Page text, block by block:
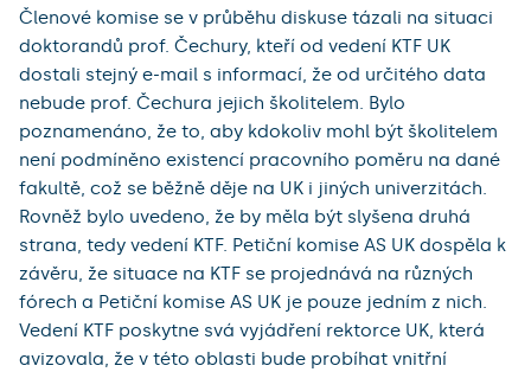
Členové komise se v průběhu diskuse tázali na situaci
doktorandů prof. Čechury, kteří od vedení KTF UK
dostali stejný e-mail s informací, že od určitého data
nebude prof. Čechura jejich školitelem. Bylo
poznamenáno, že to, aby kdokoliv mohl být školitelem
není podmíněno existencí pracovního poměru na dané
fakultě, což se běžně děje na UK i jiných univerzitách.
Rovněž bylo uvedeno, že by měla být slyšena druhá
strana, tedy vedení KTF. Petiční komise AS UK dospěla k
závěru, že situace na KTF se projednává na různých
fórech a Petiční komise AS UK je pouze jedním z nich.
Vedení KTF poskytne svá vyjádření rektorce UK, která
avizovala, že v této oblasti bude probíhat vnitřní